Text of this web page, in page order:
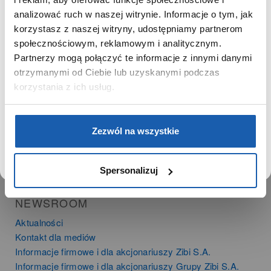
analizować ruch w naszej witrynie. Informacje o tym, jak
korzystasz z naszej witryny, udostępniamy partnerom
społecznościowym, reklamowym i analitycznym.
Partnerzy mogą połączyć te informacje z innymi danymi
otrzymanymi od Ciebie lub uzyskanymi podczas
korzystania z ich usług.
Zezwól na wszystkie
Spersonalizuj
PRODUKTY
Zegarki
Instrumenty muzyczne
Kalkulatory
SIECI SPRZEDAŻY
Salony muzyczne Riff
NEWSROOM
Aktualności
Kontakt dla mediów
Informacje firmowe i dla akcjonariuszy Zibi S.A.
Informacje firmowe i dla akcjonariuszy Grupy Zibi S.A.
SZANOWNA UŻYTKOWNICZKO
Używamy plików cookie w celach analitycznych,
statystycznych i marketingowych, w tym aby analizować
ruch w tej witrynie, optymalizować jej działanie oraz
zapamiętywać Twoje preferencje.